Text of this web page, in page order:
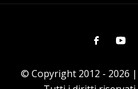
Facebook
© Copyright 2012 - 2026